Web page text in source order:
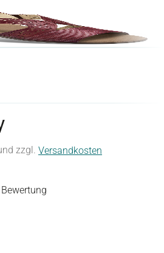
zzgl. Versandkosten